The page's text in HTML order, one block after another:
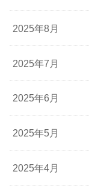
2025年8月
2025年7月
2025年6月
2025年5月
2025年4月